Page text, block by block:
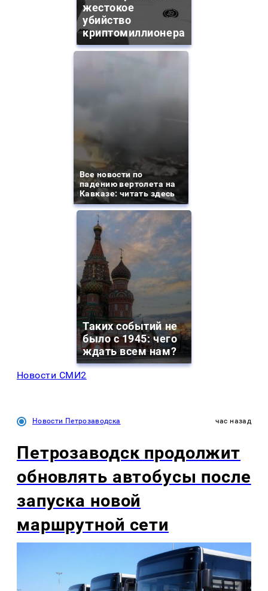
жестокое
убийство
криптомиллионера
Все новости по
падению вертолета на
Кавказе: читать здесь
Таких событий не
было с 1945: чего
ждать всем нам?
Новости СМИ2
Новости Петрозаводска час назад
Петрозаводск продолжит
обновлять автобусы после
запуска новой
маршрутной сети